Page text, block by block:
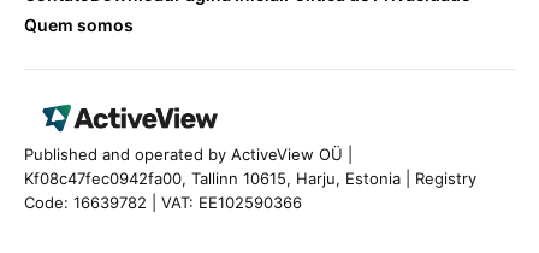
Quem somos
Published and operated by ActiveView OÜ |
Kf08c47fec0942fa00, Tallinn 10615, Harju, Estonia | Registry
Code: 16639782 | VAT: EE102590366